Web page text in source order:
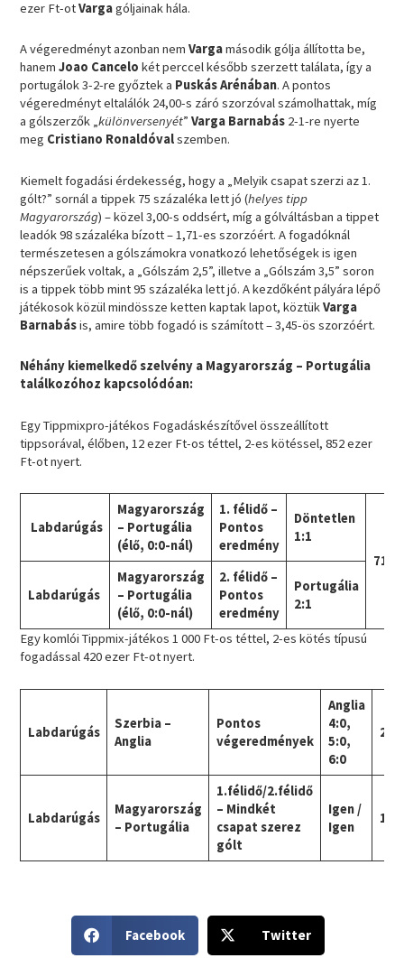
ezer Ft-otVargagóljainak hála.
A végeredményt azonban nemVargamásodik gólja állította be,
hanemJoao Cancelo két perccel később szerzett találata, így a
portugálok 3-2-re győztek a Puskás Arénában. A pontos
végeredményt eltalálók 24,00-s záró szorzóval számolhattak, míg
a gólszerzők „különversenyét”Varga Barnabás 2-1-re nyerte
meg Cristiano Ronaldóvalszemben.
Kiemelt fogadási érdekesség, hogy a „Melyik csapat szerzi az 1.
gólt?” sornál a tippek 75 százaléka lett jó (helyes tipp
Magyarország) – közel 3,00-s oddsért, míg a gólváltásban a tippet
leadók 98 százaléka bízott – 1,71-es szorzóért. A fogadóknál
természetesen a gólszámokra vonatkozó lehetőségek is igen
népszerűek voltak, a „Gólszám 2,5”, illetve a „Gólszám 3,5” soron
is a tippek több mint 95 százaléka lett jó. A kezdőként pályára lépő
játékosok közül mindössze ketten kaptak lapot, köztükVarga
Barnabásis, amire több fogadó is számított – 3,45-ös szorzóért.
Néhány kiemelkedő szelvény a Magyarország – Portugália
találkozóhoz kapcsolódóan:
Egy Tippmixpro-játékos Fogadáskészítővel összeállított
tippsorával, élőben, 12 ezer Ft-os téttel, 2-es kötéssel, 852 ezer
Ft-ot nyert.
Labdarúgás
Magyarország
– Portugália
(élő, 0:0-nál)
1. félidő –
Pontos
eredmény
Döntetlen
1:1
Labdarúgás
Magyarország
– Portugália
(élő, 0:0-nál)
2. félidő –
Pontos
eredmény
Portugália
2:1
Egy komlói Tippmix-játékos 1 000 Ft-os téttel, 2-es kötés típusú
fogadással 420 ezer Ft-ot nyert.
Labdarúgás
Szerbia –
Anglia
Pontos
végeredmények
Anglia
4:0,
5:0,
6:0
Labdarúgás
Magyarország
– Portugália
1.félidő/2.félidő
– Mindkét
csapat szerez
gólt
Igen /
Igen
h
Facebook
h
Twitter